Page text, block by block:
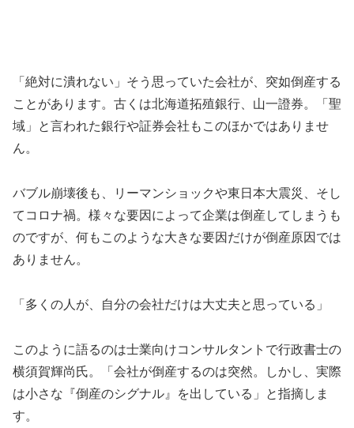
「絶対に潰れない」そう思っていた会社が、突如倒産する
ことがあります。古くは北海道拓殖銀行、山一證券。「聖
域」と言われた銀行や証券会社もこのほかではありませ
ん。
バブル崩壊後も、リーマンショックや東日本大震災、そし
てコロナ禍。様々な要因によって企業は倒産してしまうも
のですが、何もこのような大きな要因だけが倒産原因では
ありません。
「多くの人が、自分の会社だけは大丈夫と思っている」
このように語るのは士業向けコンサルタントで行政書士の
横須賀輝尚氏。「会社が倒産するのは突然。しかし、実際
は小さな『倒産のシグナル』を出している」と指摘しま
す。